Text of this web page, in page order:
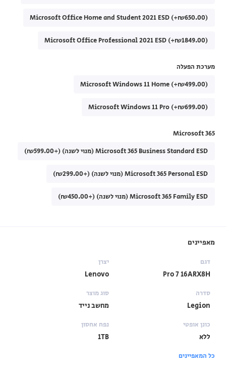
Microsoft Office Home and Student 2021 ESD (+₪650.00)
Microsoft Office Professional 2021 ESD (+₪1849.00)
מערכת הפעלה
Microsoft Windows 11 Home (+₪499.00)
Microsoft Windows 11 Pro (+₪699.00)
Microsoft 365
Microsoft 365 Business Standard ESD (מנוי לשנה) (+₪599.00)
Microsoft 365 Personal ESD (מנוי לשנה) (+₪299.00)
Microsoft 365 Family ESD (מנוי לשנה) (+₪450.00)
מאפיינים
דגם
Pro 7 16ARX8H
יצרן
Lenovo
סדרה
Legion
סוג מוצר
מחשב נייד
כונן אופטי
ללא
נפח אחסון
1TB
כל המאפיינים